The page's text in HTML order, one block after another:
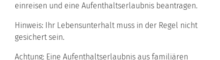
einreisen und eine Aufenthaltserlaubnis beantragen.
Hinweis: Ihr Lebensunterhalt muss in der Regel nicht
gesichert sein.
Achtung: Eine Aufenthaltserlaubnis aus familiären